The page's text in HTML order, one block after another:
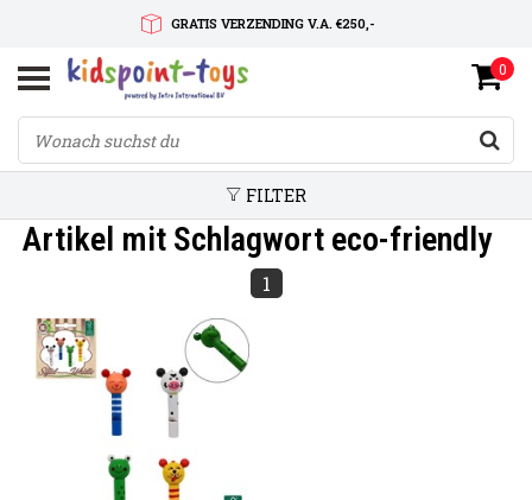
GRATIS VERZENDING V.A. €250,-
SNELLE LEVERTIJD
SERVICE OP MAAT
0
FILTER
Artikel mit Schlagwort eco-friendly
1